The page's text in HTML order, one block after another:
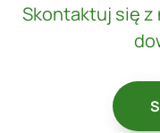
Skontaktuj się z